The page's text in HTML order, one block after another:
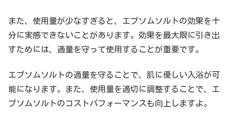
また、使用量が少なすぎると、エプソムソルトの効果を十
分に実感できないことがあります。効果を最大限に引き出
すためには、適量を守って使用することが重要です。
エプソムソルトの適量を守ることで、肌に優しい入浴が可
能になります。また、使用量を適切に調整することで、エ
プソムソルトのコストパフォーマンスも向上しますよ。